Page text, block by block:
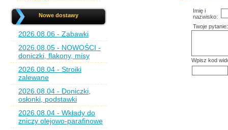
Nowe dostawy
2026.08.06 - Zabawki
2026.08.05 - NOWOŚCI -
doniczki, flakony, misy
2026.08.04 - Stroiki
zalewane
2026.08.04 - Doniczki,
osłonki, podstawki
2026.08.04 - Wkłady do
zniczy olejowo-parafinowe
Imię i
nazwisko:
Twoje pytanie:
Wpisz kod